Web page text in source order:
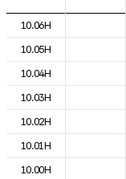
도시별 기상실황표로
10.06H
10.05H
10.04H
10.03H
10.02H
10.01H
10.00H